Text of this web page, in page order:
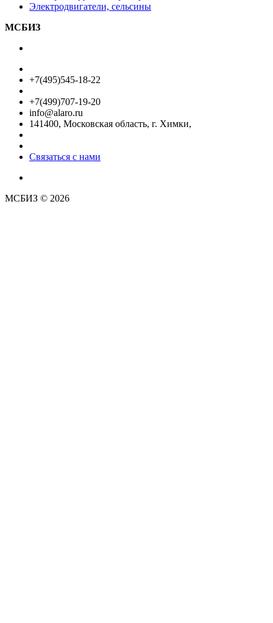
Электродвигатели, сельсины
МСБИЗ
+7(495)545-18-22
+7(499)707-19-20
info@alaro.ru
141400, Московская область, г. Химки,
Связаться с нами
МСБИЗ © 2026